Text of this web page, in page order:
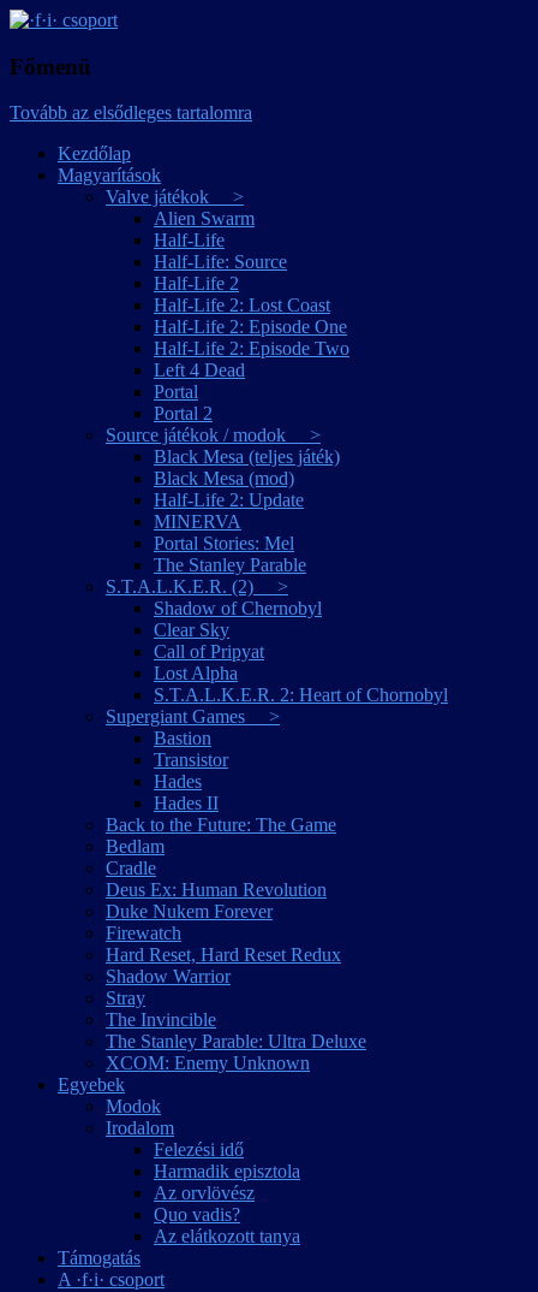
·f·i· csoport
Főmenü
Tovább az elsődleges tartalomra
Kezdőlap
Magyarítások
Valve játékok >
Alien Swarm
Half-Life
Half-Life: Source
Half-Life 2
Half-Life 2: Lost Coast
Half-Life 2: Episode One
Half-Life 2: Episode Two
Left 4 Dead
Portal
Portal 2
Source játékok / modok >
Black Mesa (teljes játék)
Black Mesa (mod)
Half-Life 2: Update
MINERVA
Portal Stories: Mel
The Stanley Parable
S.T.A.L.K.E.R. (2) >
Shadow of Chernobyl
Clear Sky
Call of Pripyat
Lost Alpha
S.T.A.L.K.E.R. 2: Heart of Chornobyl
Supergiant Games >
Bastion
Transistor
Hades
Hades II
Back to the Future: The Game
Bedlam
Cradle
Deus Ex: Human Revolution
Duke Nukem Forever
Firewatch
Hard Reset, Hard Reset Redux
Shadow Warrior
Stray
The Invincible
The Stanley Parable: Ultra Deluxe
XCOM: Enemy Unknown
Egyebek
Modok
Irodalom
Felezési idő
Harmadik episztola
Az orvlövész
Quo vadis?
Az elátkozott tanya
Támogatás
A ·f·i· csoport